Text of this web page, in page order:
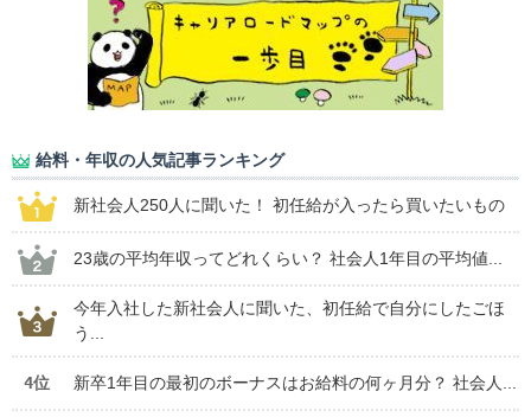
給料・年収の人気記事ランキング
新社会人250人に聞いた！ 初任給が入ったら買いたいもの
23歳の平均年収ってどれくらい？ 社会人1年目の平均値...
今年入社した新社会人に聞いた、初任給で自分にしたごほ
う...
4位 新卒1年目の最初のボーナスはお給料の何ヶ月分？ 社会人...